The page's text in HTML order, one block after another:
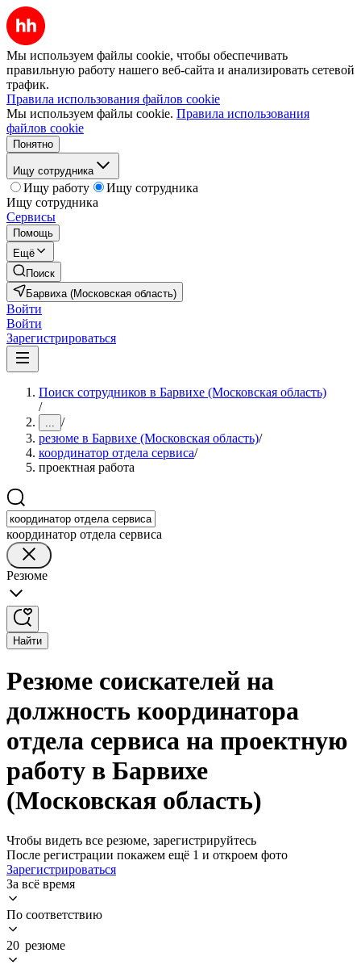
Мы используем файлы cookie, чтобы обеспечивать
правильную работу нашего веб-сайта и анализировать сетевой
трафик.
Правила использования файлов cookie
Мы используем файлы cookie. Правила использования
файлов cookie
Понятно
Ищу сотрудника
Ищу работу
Ищу сотрудника
Ищу сотрудника
Сервисы
Помощь
Ещё
Поиск
Барвиха (Московская область)
Войти
Войти
Зарегистрироваться
Поиск сотрудников в Барвихе (Московская область)
/
... /
резюме в Барвихе (Московская область)/
координатор отдела сервиса/
проектная работа
координатор отдела сервиса
Резюме
Найти
Резюме соискателей на
должность координатора
отдела сервиса на проектную
работу в Барвихе
(Московская область)
Чтобы видеть все резюме, зарегистрируйтесь
После регистрации покажем ещё 1 и откроем фото
Зарегистрироваться
За всё время
По соответствию
20 резюме